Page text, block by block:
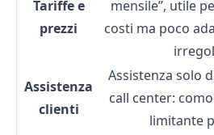
Tariffe e
prezzi
mensile”, utile
costi ma poco
Assistenza
clienti
Assistenza solo
call center:
limitante